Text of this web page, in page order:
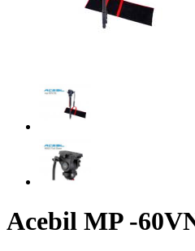
Acebil MP -